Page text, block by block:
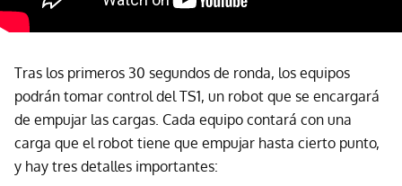
Tras los primeros 30 segundos de ronda, los equipos
podrán tomar control del TS1, un robot que se encargará
de empujar las cargas. Cada equipo contará con una
carga que el robot tiene que empujar hasta cierto punto,
y hay tres detalles importantes: